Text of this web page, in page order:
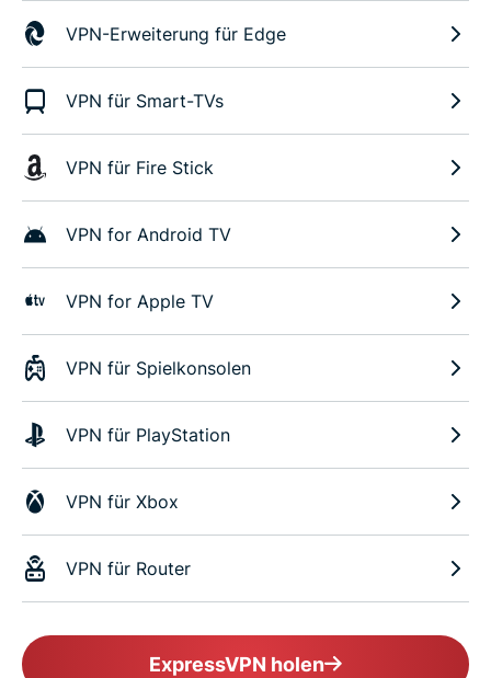
VPN-Erweiterung für Edge
VPN für Smart-TVs
VPN für Fire Stick
VPN for Android TV
VPN for Apple TV
VPN für Spielkonsolen
VPN für PlayStation
VPN für Xbox
VPN für Router
ExpressVPN holen